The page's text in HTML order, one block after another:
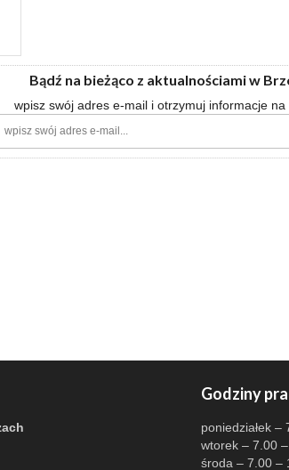
Bądź na bieżąco z aktualnościami w
wpisz swój adres e-mail i otrzymuj informacje na
Godziny
poniedziałek –
wtorek – 7.00
środa – 7.00 –